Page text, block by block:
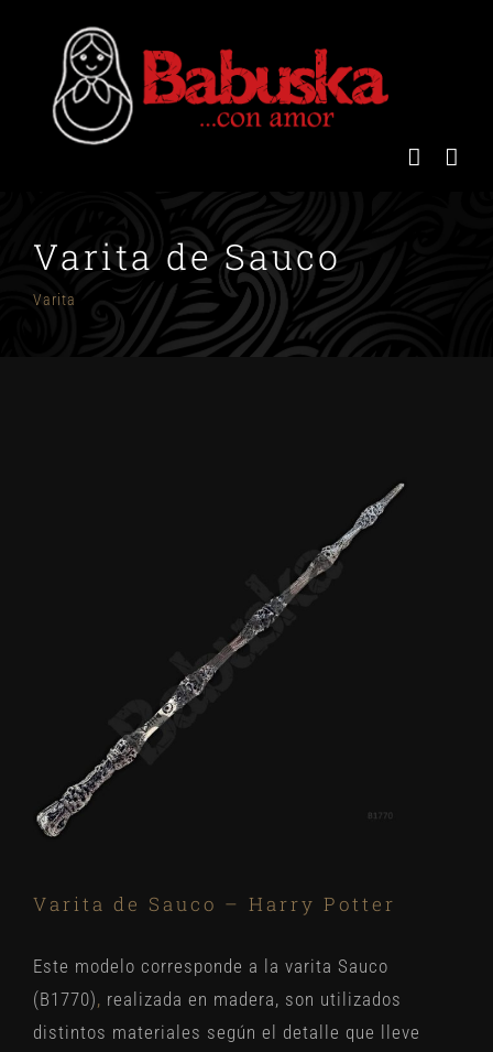
contenido
Varita de Sauco
Varita
Varita de Sauco – Harry Potter
Este modelo corresponde a la varita Sauco
(B1770), realizada en madera, son utilizados
distintos materiales según el detalle que lleve